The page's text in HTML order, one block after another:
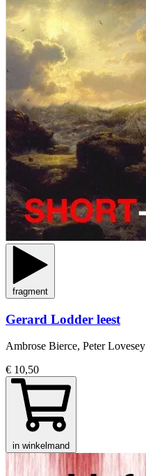
fragment
Gerard Lodder leest
Ambrose Bierce, Peter Lovesey
€ 10,50
in winkelmand